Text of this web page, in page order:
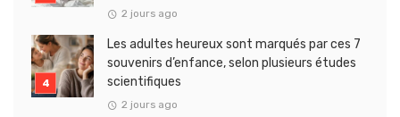
2 jours ago
Les adultes heureux sont marqués par ces 7
souvenirs d’enfance, selon plusieurs études
scientifiques
2 jours ago